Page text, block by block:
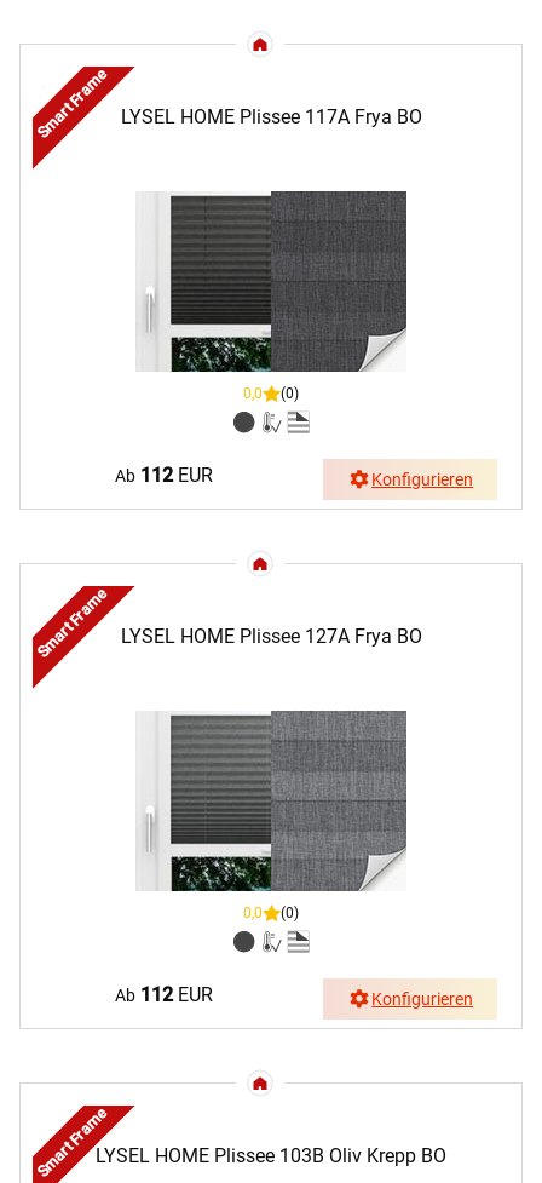
LYSEL HOME Plissee 117A Frya BO
Smart Frame
0,0 (0)
Ab 112EUR Konfigurieren
LYSEL HOME Plissee 127A Frya BO
Smart Frame
0,0 (0)
Ab 112EUR Konfigurieren
LYSEL HOME Plissee 103B Oliv Krepp BO
Smart Frame